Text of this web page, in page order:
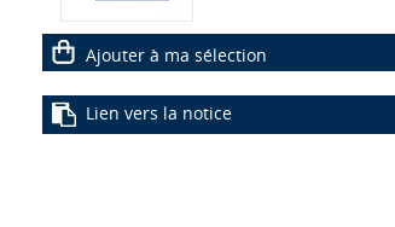
Ajouter à ma sélection
Lien vers la notice